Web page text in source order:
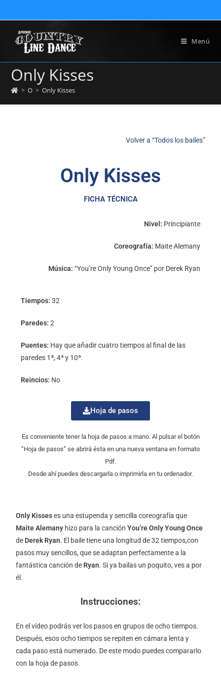
Menú
Only Kisses
> O > Only Kisses
Volver a “Todos los bailes”
Only Kisses
FICHA TÉCNICA
Nivel: Principiante
Coreografía: Maite Alemany
Música: “You’re Only Young Once” por Derek Ryan
Tiempos: 32
Paredes: 2
Puentes: Hay que añadir cuatro tiempos al final de las
paredes 1ª, 4ª y 10ª.
Reincios: No
Hoja de pasos
Es conveniente tener la hoja de pasos a mano. Al pulsar el botón
“Hoja de pasos” se abrirá ésta en una nueva ventana en formato
Pdf.
Desde ahí puedes descargarla o imprimirla en tu ordenador.
Only Kisseses una estupenda y sencilla coreografía que
Maite Alemany hizo para la canciónYou’re Only Young Once
de Derek Ryan. El baile tiene una longitud de 32 tiempos,con
pasos muy sencillos, que se adaptan perfectamente a la
fantástica canción de Ryan. Si ya bailas un poquito, ves a por
él.
Instrucciones:
En el vídeo podrás ver los pasos en grupos de ocho tiempos.
Después, esos ocho tiempos se repiten en cámara lenta y
cada paso está numerado. De este modo puedes compararlo
con la hoja de pasos.